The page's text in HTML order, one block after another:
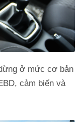
ở mức cơ bản
cảm biến và